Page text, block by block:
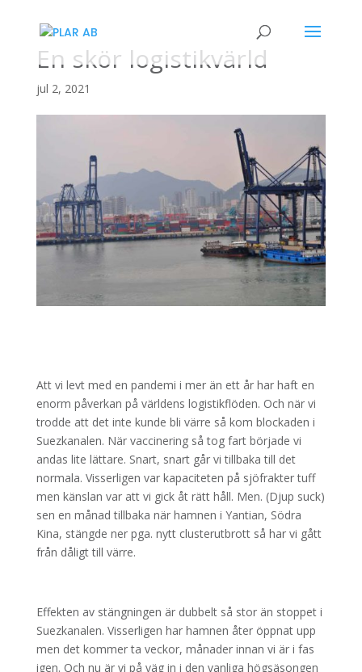
En skör logistikvärld
jul 2, 2021
Att vi levt med en pandemi i mer än ett år har haft en
enorm påverkan på världens logistikflöden. Och när vi
trodde att det inte kunde bli värre så kom blockaden i
Suezkanalen. När vaccinering så tog fart började vi
andas lite lättare. Snart, snart går vi tillbaka till det
normala. Visserligen var kapaciteten på sjöfrakter tuff
men känslan var att vi gick åt rätt håll. Men. (Djup suck)
sen en månad tillbaka när hamnen i Yantian, Södra
Kina, stängde ner pga. nytt clusterutbrott så har vi gått
från dåligt till värre.
Effekten av stängningen är dubbelt så stor än stoppet i
Suezkanalen. Visserligen har hamnen åter öppnat upp
men det kommer ta veckor, månader innan vi är i fas
igen. Och nu är vi på väg in i den vanliga högsäsongen